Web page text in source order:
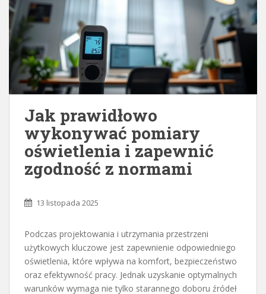
Jak prawidłowo
wykonywać pomiary
oświetlenia i zapewnić
zgodność z normami
13 listopada 2025
Podczas projektowania i utrzymania przestrzeni
użytkowych kluczowe jest zapewnienie odpowiedniego
oświetlenia, które wpływa na komfort, bezpieczeństwo
oraz efektywność pracy. Jednak uzyskanie optymalnych
warunków wymaga nie tylko starannego doboru źródeł